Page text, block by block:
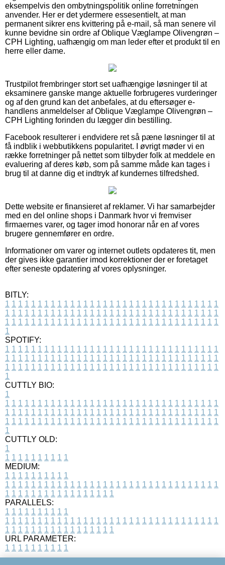
eksempelvis den ombytningspolitik online forretningen
anvender. Her er det ydermere essesentielt, at man
permanent sikrer ens kvittering på e-mail, så man senere vil
kunne bevidne sin ordre af Oblique Væglampe Olivengrøn –
CPH Lighting, uafhængig om man leder efter et produkt til en
herre eller dame.
Trustpilot frembringer stort set uafhængige løsninger til at
eksaminere ganske mange aktuelle forbrugeres vurderinger
og af den grund kan det anbefales, at du eftersøger e-
handlens anmeldelser af Oblique Væglampe Olivengrøn –
CPH Lighting forinden du lægger din bestilling.
Facebook resulterer i endvidere ret så pæne løsninger til at
få indblik i webbutikkens popularitet. I øvrigt møder vi en
række forretninger på nettet som tilbyder folk at meddele en
evaluering af deres køb, som på samme måde kan tages i
brug til at danne dig et indtryk af kundernes tilfredshed.
Dette website er finansieret af reklamer. Vi har samarbejder
med en del online shops i Danmark hvor vi fremviser
firmaernes varer, og tager imod honorar når en af vores
brugere gennemfører en ordre.
Informationer om varer og internet outlets opdateres tit, men
der gives ikke garantier imod korrektioner der er foretaget
efter seneste opdatering af vores oplysninger.
BITLY:
1 1 1 1 1 1 1 1 1 1 1 1 1 1 1 1 1 1 1 1 1 1 1 1 1 1 1 1 1 1 1 1 1
1 1 1 1 1 1 1 1 1 1 1 1 1 1 1 1 1 1 1 1 1 1 1 1 1 1 1 1 1 1 1 1 1
1 1 1 1 1 1 1 1 1 1 1 1 1 1 1 1 1 1 1 1 1 1 1 1 1 1 1 1 1 1 1 1 1
1
SPOTIFY:
1 1 1 1 1 1 1 1 1 1 1 1 1 1 1 1 1 1 1 1 1 1 1 1 1 1 1 1 1 1 1 1 1
1 1 1 1 1 1 1 1 1 1 1 1 1 1 1 1 1 1 1 1 1 1 1 1 1 1 1 1 1 1 1 1 1
1 1 1 1 1 1 1 1 1 1 1 1 1 1 1 1 1 1 1 1 1 1 1 1 1 1 1 1 1 1 1 1 1
1
CUTTLY BIO:
1
1 1 1 1 1 1 1 1 1 1 1 1 1 1 1 1 1 1 1 1 1 1 1 1 1 1 1 1 1 1 1 1 1
1 1 1 1 1 1 1 1 1 1 1 1 1 1 1 1 1 1 1 1 1 1 1 1 1 1 1 1 1 1 1 1 1
1 1 1 1 1 1 1 1 1 1 1 1 1 1 1 1 1 1 1 1 1 1 1 1 1 1 1 1 1 1 1 1 1
1
CUTTLY OLD:
1
1 1 1 1 1 1 1 1 1 1
MEDIUM:
1 1 1 1 1 1 1 1 1 1
1 1 1 1 1 1 1 1 1 1 1 1 1 1 1 1 1 1 1 1 1 1 1 1 1 1 1 1 1 1 1 1 1
1 1 1 1 1 1 1 1 1 1 1 1 1 1 1 1 1
PARALLELS:
1 1 1 1 1 1 1 1 1 1
1 1 1 1 1 1 1 1 1 1 1 1 1 1 1 1 1 1 1 1 1 1 1 1 1 1 1 1 1 1 1 1 1
1 1 1 1 1 1 1 1 1 1 1 1 1 1 1 1 1
URL PARAMETER:
1 1 1 1 1 1 1 1 1 1